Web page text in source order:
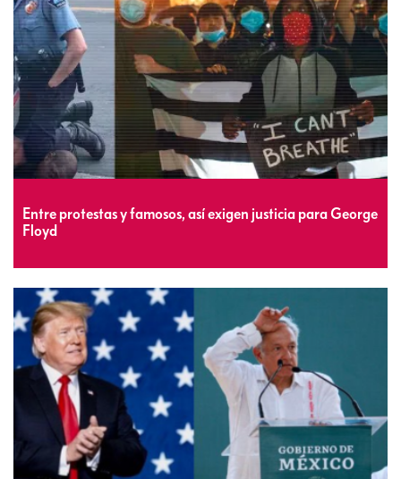
Entre protestas y famosos, así exigen justicia para George
Floyd